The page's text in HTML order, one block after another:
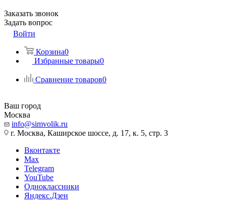
Заказать звонок
Задать вопрос
Войти
Корзина0
Избранные товары0
Сравнение товаров0
Ваш город
Москва
info@simvolik.ru
г. Москва, Каширское шоссе, д. 17, к. 5, стр. 3
Вконтакте
Max
Telegram
YouTube
Одноклассники
Яндекс.Дзен